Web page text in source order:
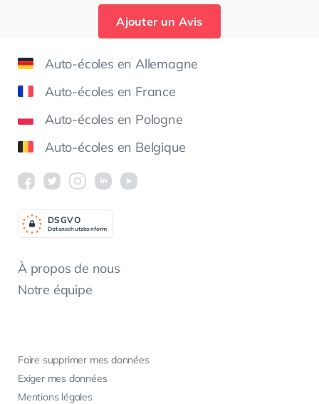
Ajouter un Avis
Auto-écoles en Allemagne
Auto-écoles en France
Auto-écoles en Pologne
Auto-écoles en Belgique
À propos de nous
Notre équipe
Faire supprimer mes données
Exiger mes données
Mentions légales
Datenschutzkonform
DSGVO